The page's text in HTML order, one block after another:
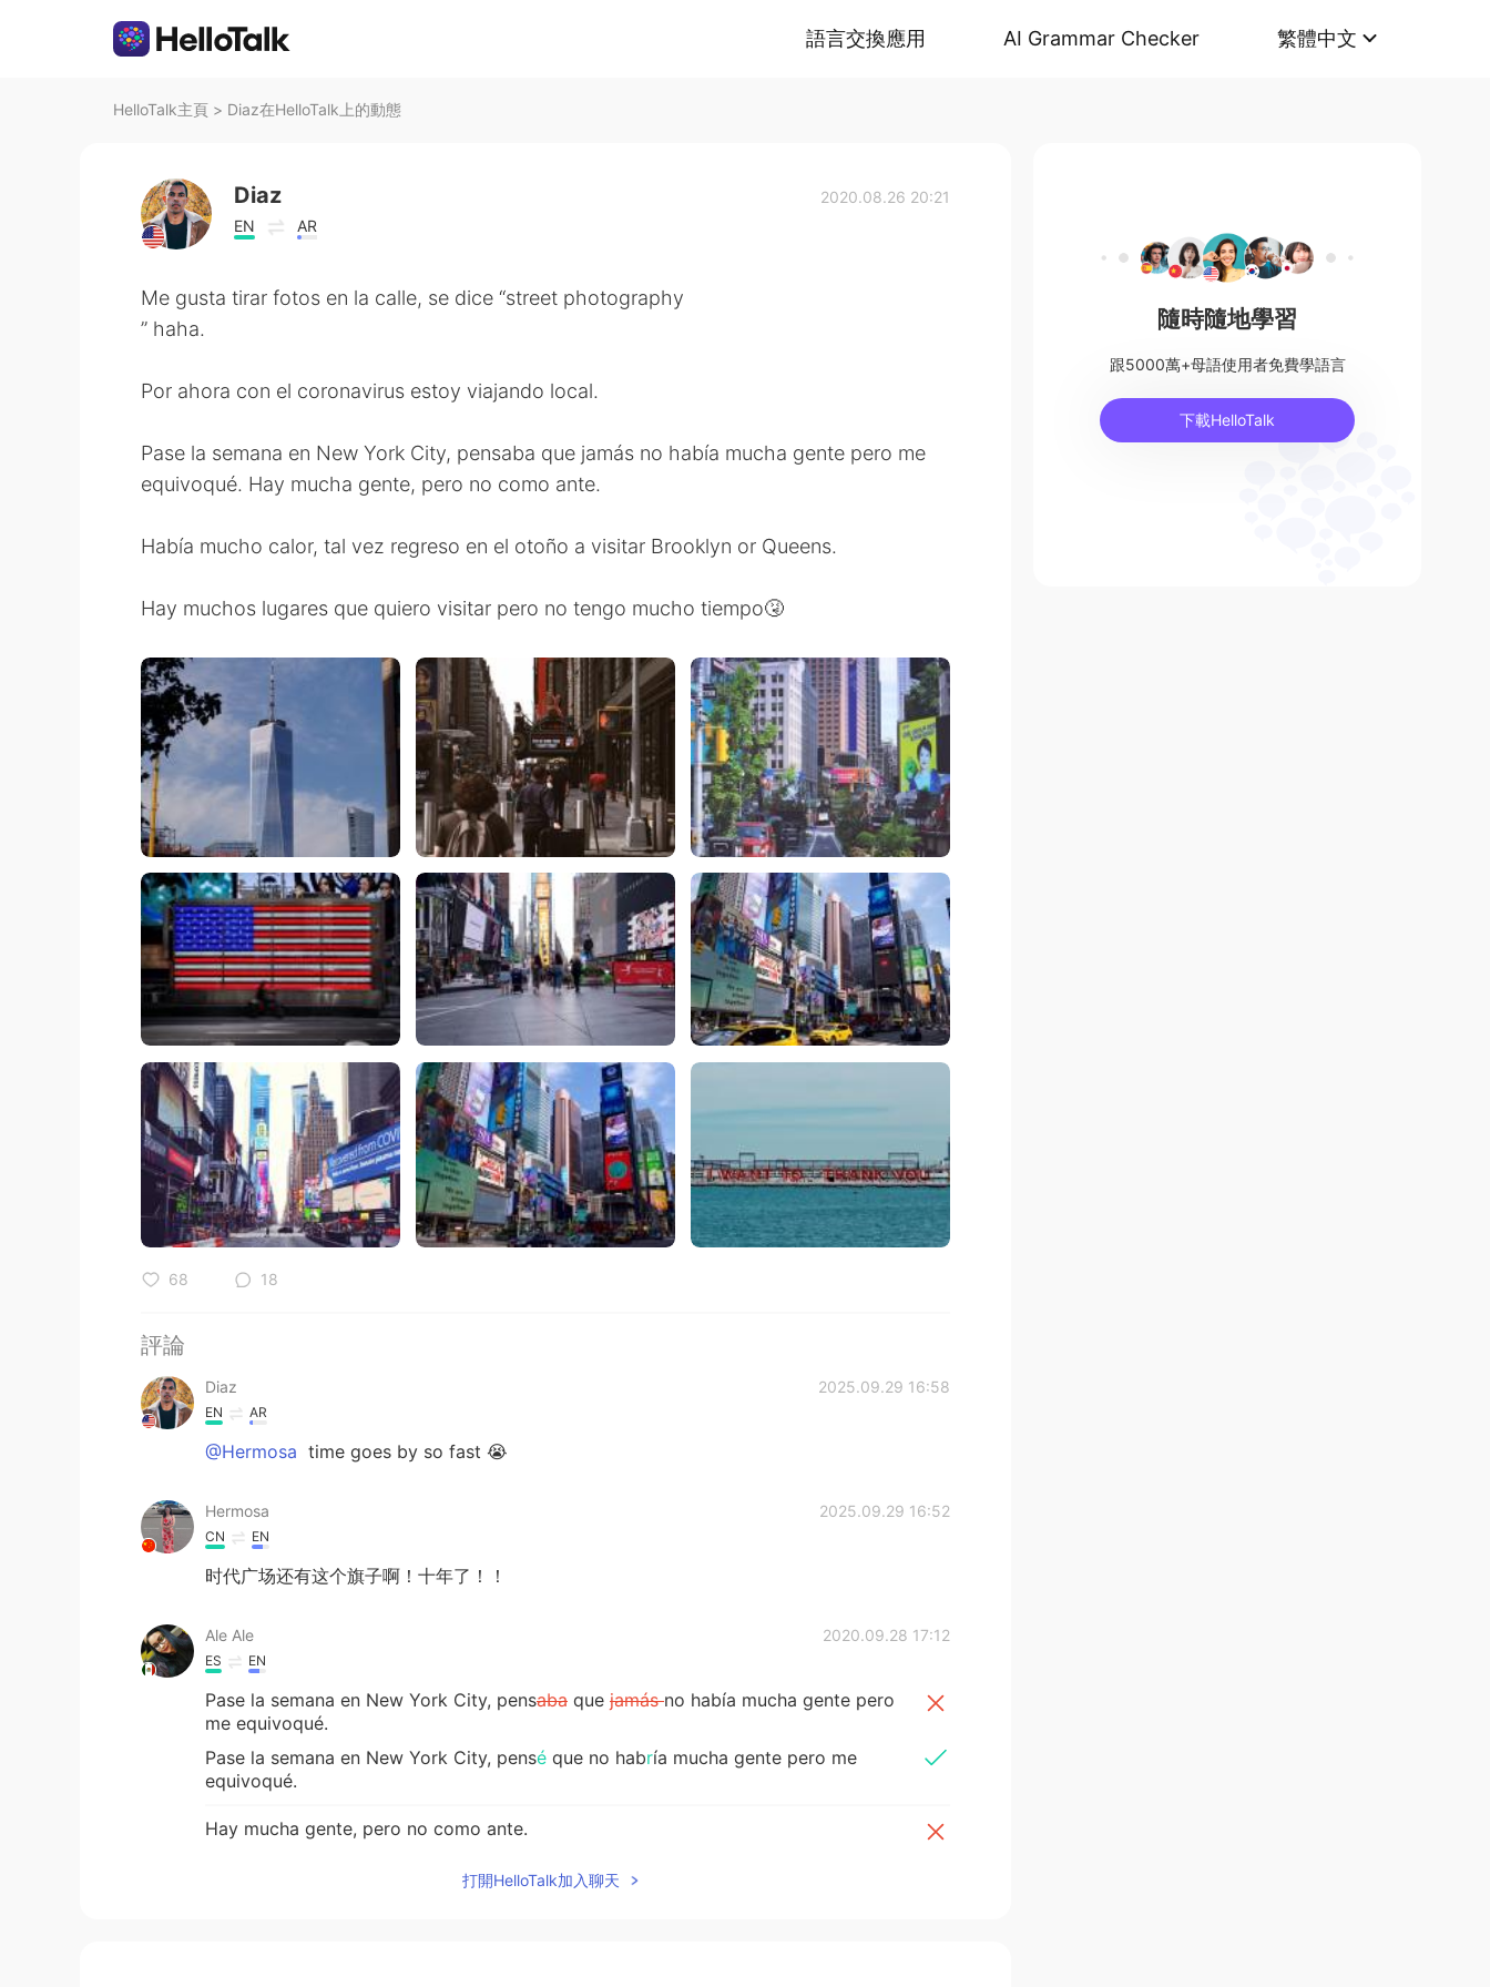
語言交換應用 AI Grammar Checker 繁體中文
HelloTalk主頁 > Diaz在HelloTalk上的動態
Diaz
EN AR
2020.08.26 20:21
Me gusta tirar fotos en la calle, se dice “street photography
” haha.
Por ahora con el coronavirus estoy viajando local.
Pase la semana en New York City, pensaba que jamás no había mucha gente pero me
equivoqué. Hay mucha gente, pero no como ante.
Había mucho calor, tal vez regreso en el otoño a visitar Brooklyn or Queens.
Hay muchos lugares que quiero visitar pero no tengo mucho tiempo🤧
68 18
評論
Diaz 2025.09.29 16:58
EN AR
@Hermosa time goes by so fast 😭
Hermosa 2025.09.29 16:52
CN EN
时代广场还有这个旗子啊！十年了！！
Ale Ale 2020.09.28 17:12
ES EN
Pase la semana en New York City, pensaba que jamásno había mucha gente pero
me equivoqué.
Pase la semana en New York City, pensé que no habría mucha gente pero me
equivoqué.
Hay mucha gente, pero no como ante.
打開HelloTalk加入聊天
隨時隨地學習
跟5000萬+母語使用者免費學語言
下載HelloTalk